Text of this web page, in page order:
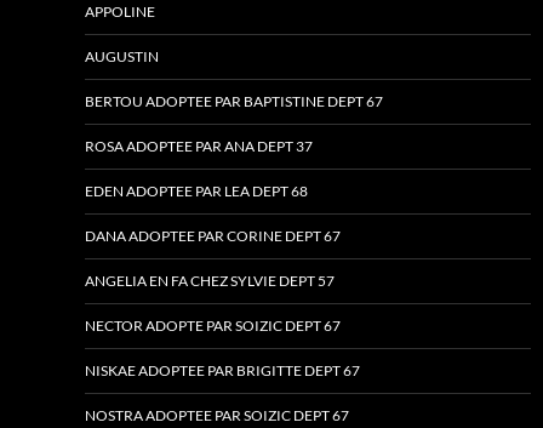
APPOLINE
AUGUSTIN
BERTOU ADOPTEE PAR BAPTISTINE DEPT 67
ROSA ADOPTEE PAR ANA DEPT 37
EDEN ADOPTEE PAR LEA DEPT 68
DANA ADOPTEE PAR CORINE DEPT 67
ANGELIA EN FA CHEZ SYLVIE DEPT 57
NECTOR ADOPTE PAR SOIZIC DEPT 67
NISKAE ADOPTEE PAR BRIGITTE DEPT 67
NOSTRA ADOPTEE PAR SOIZIC DEPT 67